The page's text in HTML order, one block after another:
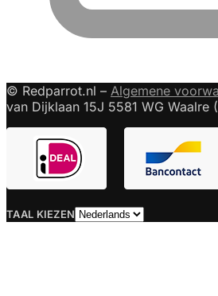
© Redparrot.nl – Algemene
van Dijklaan 15J 5581 WG Waalre
TAAL KIEZENTaal